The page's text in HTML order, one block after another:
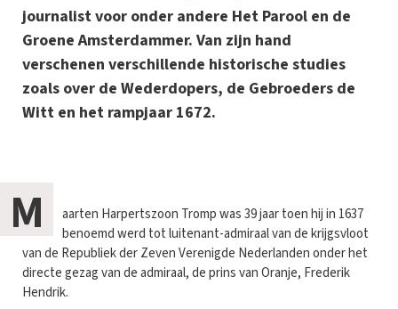
journalist voor onder andere Het Parool en de
Groene Amsterdammer. Van zijn hand
verschenen verschillende historische studies
zoals over de Wederdopers, de Gebroeders de
Witt en het rampjaar 1672.
M
aarten Harpertszoon Tromp was 39 jaar toen hij in 1637
benoemd werd tot luitenant-admiraal van de krijgsvloot
van de Republiek der Zeven Verenigde Nederlanden onder het
directe gezag van de admiraal, de prins van Oranje, Frederik
Hendrik.